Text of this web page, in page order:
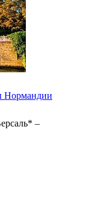
Нормандии
–